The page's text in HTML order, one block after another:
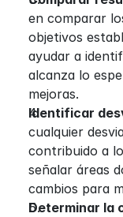
en comparar
objetivos
ayudar a
alcanza lo
mejoras.
Identificar
cualquier
contribuido a
señalar áreas
cambios para
Determinar la